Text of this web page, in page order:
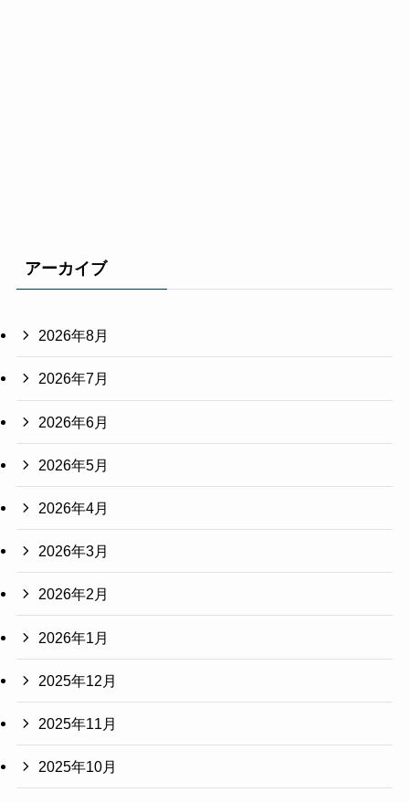
アーカイブ
2026年8月
2026年7月
2026年6月
2026年5月
2026年4月
2026年3月
2026年2月
2026年1月
2025年12月
2025年11月
2025年10月